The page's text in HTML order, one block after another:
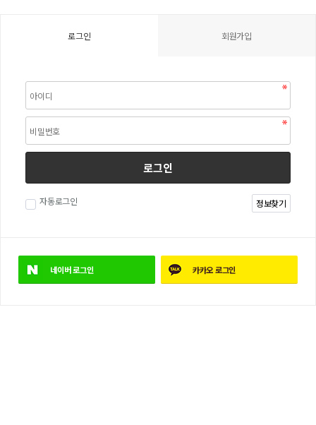
로그인 회원가입
로그인
자동로그인 정보찾기
네이버로그인 카카오로그인